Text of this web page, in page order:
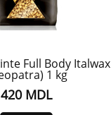
Full Body Italwax
1 kg
420 MDL